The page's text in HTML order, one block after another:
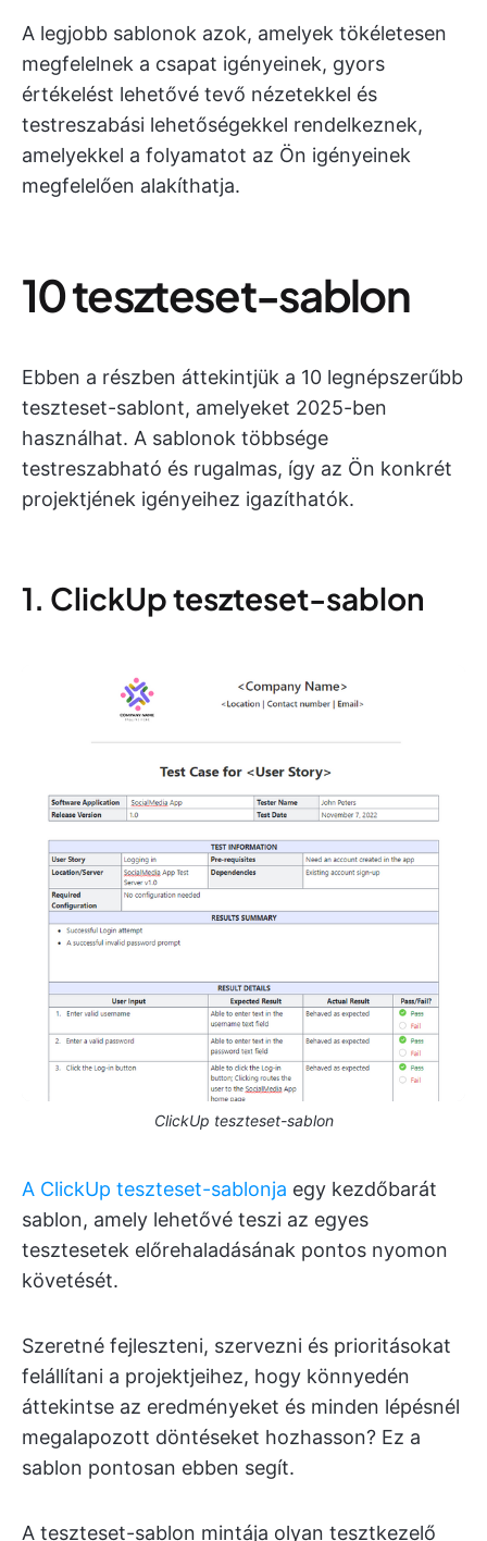
A legjobb sablonok azok, amelyek tökéletesen
megfelelnek a csapat igényeinek, gyors
értékelést lehetővé tevő nézetekkel és
testreszabási lehetőségekkel rendelkeznek,
amelyekkel a folyamatot az Ön igényeinek
megfelelően alakíthatja.
10 teszteset-sablon
Ebben a részben áttekintjük a 10 legnépszerűbb
teszteset-sablont, amelyeket 2025-ben
használhat. A sablonok többsége
testreszabható és rugalmas, így az Ön konkrét
projektjének igényeihez igazíthatók.
1. ClickUp teszteset-sablon
ClickUp teszteset-sablon
A ClickUp teszteset-sablonja egy kezdőbarát
sablon, amely lehetővé teszi az egyes
tesztesetek előrehaladásának pontos nyomon
követését.
Szeretné fejleszteni, szervezni és prioritásokat
felállítani a projektjeihez, hogy könnyedén
áttekintse az eredményeket és minden lépésnél
megalapozott döntéseket hozhasson? Ez a
sablon pontosan ebben segít.
A teszteset-sablon mintája olyan tesztkezelő